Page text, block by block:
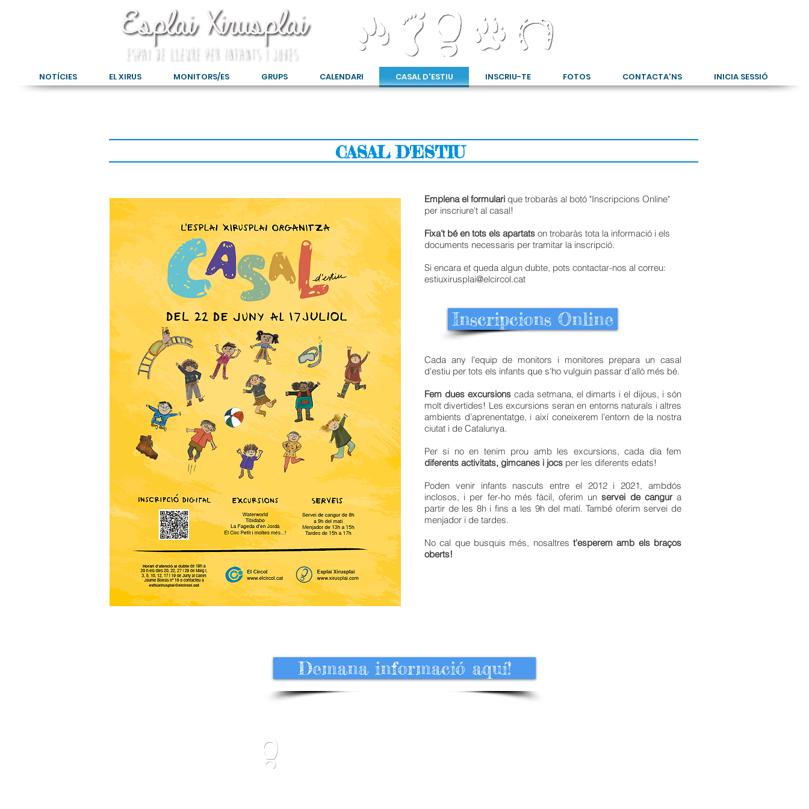
NOTÍCIES EL XIRUS MONITORS/ES GRUPS CALENDARI CASAL D'ESTIU INSCRIU-TE FOTOS CONTACTA'NS INICIA SESSIÓ
CASAL D'ESTIU
Emplena el formulari que trobaràs al botó "Inscripcions Online"
per inscriure't al casal!
Fixa't bé en tots els apartats on trobaràs tota la informació i els
documents necessaris per tramitar la inscripció.
Si encara et queda algun dubte, pots contactar-nos al correu:
estiuxirusplai@elcircol.cat
Inscripcions Online
Cada any l'equip de monitors i monitores prepara un casal
d'estiu per tots els infants que s'ho vulguin passar d'allò més bé.
Fem dues excursions cada setmana, el dimarts i el dijous, i són
molt divertides! Les excursions seran en entorns naturals i altres
ambients d’aprenentatge, i així coneixerem l’entorn de la nostra
ciutat i de Catalunya.
Per si no en tenim prou amb les excursions, cada dia fem
diferents activitats, gimcanes i jocs per les diferents edats!
Poden venir infants nascuts entre el 2012 i 2021, ambdós
inclosos, i per fer-ho més fàcil, oferim unservei de cangura
partir de les 8h i fins a les 9h del matí. També oferim servei de
menjador i de tardes.
No cal que busquis més, nosaltres t'esperem amb els braços
oberts!
Demana informació aquí!